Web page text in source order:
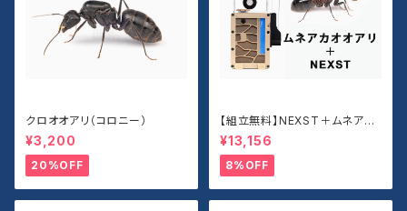
クロオオアリ（コロニー）
¥3,200
20%OFF
【組立無料】NEXST＋ムネアカ
オオアリセット
¥13,156
8%OFF